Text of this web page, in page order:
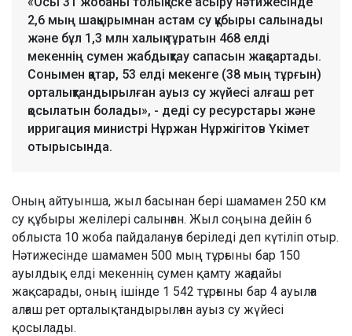
2,6 мың шақырымнан астам су құбыры салынады
және бұл 1,3 млн халық тұратын 468 елді
мекеннің сумен жабдықтау сапасын жақсартады.
Сонымен қатар, 53 елді мекенге (38 мың тұрғын)
орталықтандырылған ауыз су жүйесі алғаш рет
қосылатын болады», - деді су ресурстары және
ирригация министрі Нұржан Нұржігітов Үкімет
отырысында.
Оның айтуынша, жыл басынан бері шамамен 250 км
су құбыры желілері салынған. Жыл соңына дейін 6
облыста 10 жоба пайдалануға беріледі деп күтіліп отыр.
Нәтижесінде шамамен 500 мың тұрғыны бар 150
ауылдық елді мекеннің сумен қамту жағдайы
жақсарады, оның ішінде 1 542 тұрғыны бар 4 ауылға
алғаш рет орталықтандырылған ауыз су жүйесі
қосылады.